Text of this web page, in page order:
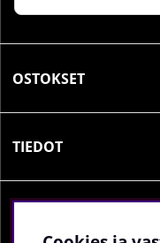
OSTOKSET
TIEDOT